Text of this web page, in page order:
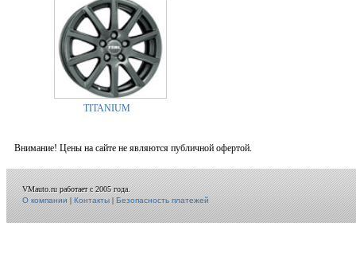
TITANIUM
Внимание! Цены на сайте не являются публичной офертой.
VMauto.ru работает с 2005 года.
О компании|Контакты|Безопасность платежей